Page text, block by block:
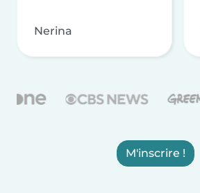
Nerina
M'inscrire !